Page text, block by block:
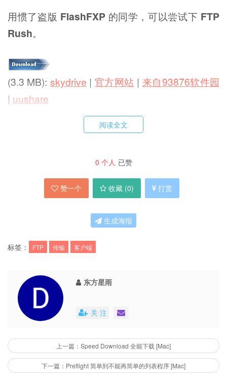
用惯了盗版 FlashFXP的同学，可以尝试下 FTP
Rush。
(3.3 MB): skydrive | 官方网站 | 来自93876软件园
| uushare
FTP Rush官方的推荐邮件，但
阅读全文
0 个人 已赞
赞一个 收藏 (0) 打赏
生成海报
标签： FTP 传输 客户端
东方星雨
关 注
上一篇：Speed Download 全能下载 [Mac]
下一篇：Preflight 简单到不能再简单的列表程序 [Mac]